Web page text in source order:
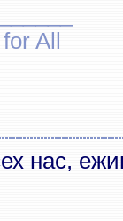
All
нас,